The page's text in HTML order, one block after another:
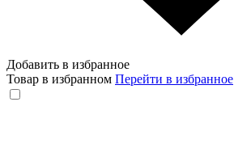
Добавить в избранное
Товар в избранном Перейти в избранное